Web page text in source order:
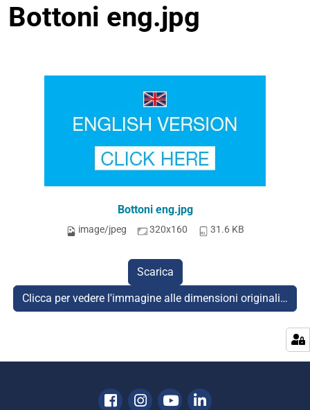
Bottoni eng.jpg
Bottoni eng.jpg
image/jpeg 320x160 31.6 KB
Scarica
Clicca per vedere l'immagine alle dimensioni originali…
Facebook
Instagram
YoutubeLinkedin